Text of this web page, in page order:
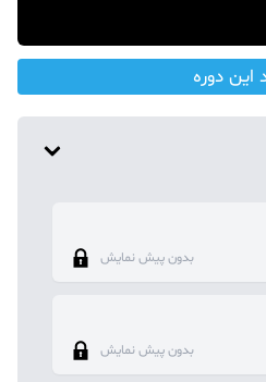
این دوره
بدون پیش نمایش
بدون پیش نمایش